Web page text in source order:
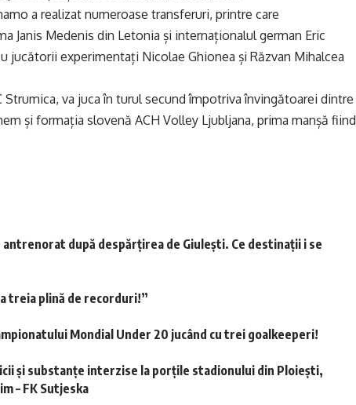
a realizat numeroase transferuri, printre care
Janis Medenis din Letonia și internaționalul german Eric
jucătorii experimentați Nicolae Ghionea și Răzvan Mihalcea
Strumica, va juca în turul secund împotriva învingătoarei dintre
și formația slovenă ACH Volley Ljubljana, prima manșă fiind
după despărțirea de Giulești. Ce destinații i se
treia plină de recorduri!”
Mondial Under 20 jucând cu trei goalkeeperi!
și substanțe interzise la porțile stadionului din Ploiești,
– FK Sutjeska